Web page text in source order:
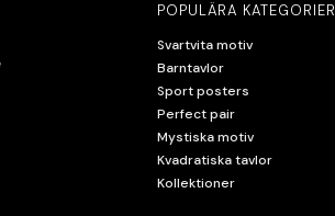
POPULÄRA KATEGORIER
Svartvita motiv
Barntavlor
Sport posters
Perfect pair
Mystiska motiv
Kvadratiska tavlor
Kollektioner